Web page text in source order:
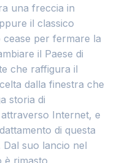
una freccia in
il classico
cease per fermare la
il Paese di
che raffigura il
dalla finestra che
storia di
Internet, e
di questa
Dal suo lancio nel
è rimasto